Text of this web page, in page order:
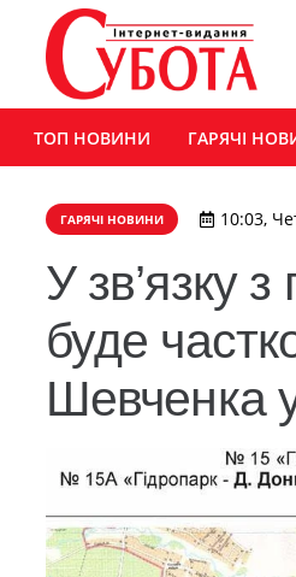
ТОП НОВИНИ ГАРЯЧІ
ГАРЯЧІ НОВИНИ 10:03,
У зв’язку
буде
Шевченка